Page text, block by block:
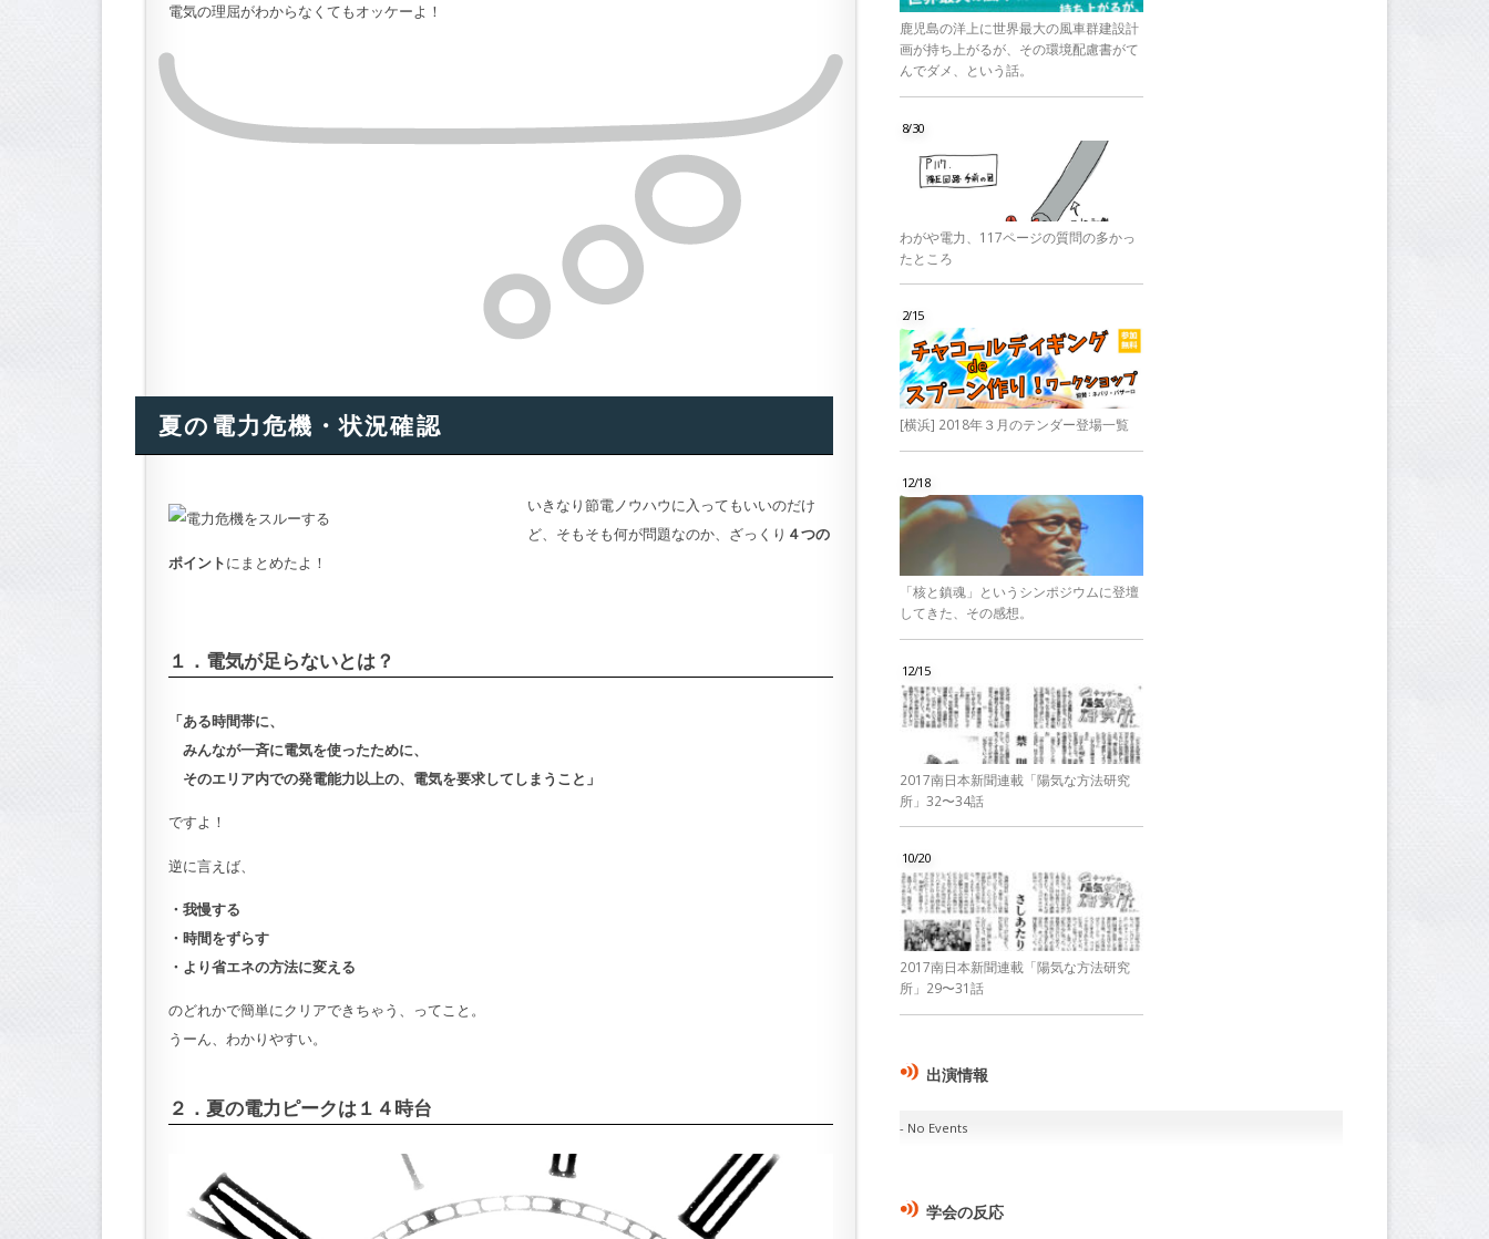
電気の理屈がわからなくてもオッケーよ！
夏の電力危機・状況確認
いきなり節電ノウハウに入ってもいいのだけ
ど、そもそも何が問題なのか、ざっくり ４つの
ポイントにまとめたよ！
１．電気が足らないとは？
「ある時間帯に、
みんなが一斉に電気を使ったために、
そのエリア内での発電能力以上の、電気を要求してしまうこと」
ですよ！
逆に言えば、
・我慢する
・時間をずらす
・より省エネの方法に変える
のどれかで簡単にクリアできちゃう、ってこと。
うーん、わかりやすい。
２．夏の電力ピークは１４時台
鹿児島の洋上に世界最大の風車群建設計
画が持ち上がるが、その環境配慮書がて
んでダメ、という話。
8/30
わがや電力、117ページの質問の多かっ
たところ
2/15
[横浜] 2018年３月のテンダー登場一覧
12/18
「核と鎮魂」というシンポジウムに登壇
してきた、その感想。
12/15
2017南日本新聞連載「陽気な方法研究
所」32〜34話
10/20
2017南日本新聞連載「陽気な方法研究
所」29〜31話
出演情報
No Events
学会の反応